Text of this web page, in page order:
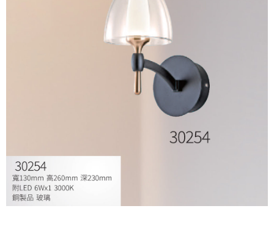
https://aftee.tw/terms/#terms3
３．未成年的使用者請事先徵得法定代理人或監護人之同意方可使用
「AFTEE先享後付」，若未經同意申辦者引起之損失，本公司不負相關責
４．使用「AFTEE先享後付」時，將依據個別帳號之用戶狀況，依本公司即
時審查核予不同之上限額度；若仍有額度不足之情形，本公司將視審查結果
５．嚴禁一人註冊多個帳號或使用他人資訊註冊。若發現惡意使用之情形，
恩沛科技股份有限公司將有權停止該用戶之使用額度並採取法律行動。